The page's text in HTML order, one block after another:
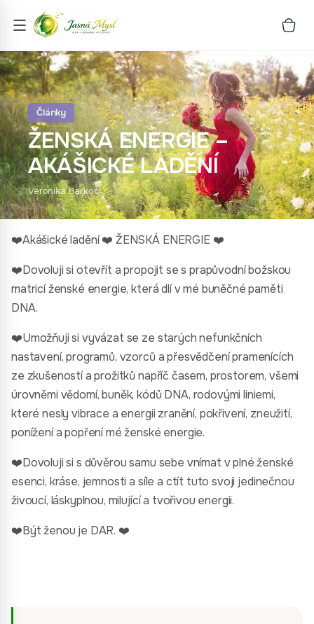
Články
ŽENSKÁ ENERGIE –
AKÁŠICKÉ LADĚNÍ
Veronika Barkoci
❤️Akášické ladění ❤️ ŽENSKÁ ENERGIE ❤️
❤️Dovoluji si otevřít a propojit se s prapůvodní božskou
matricí ženské energie, která dlí v mé buněčné paměti
DNA.
❤️Umožňuji si vyvázat se ze starých nefunkčních
nastavení, programů, vzorců a přesvědčení pramenících
ze zkušeností a prožitků napříč časem, prostorem, všemi
úrovněmi vědomí, buněk, kódů DNA, rodovými liniemi,
které nesly vibrace a energii zranění, pokřivení, zneužití,
ponížení a popření mé ženské energie.
❤️Dovoluji si s důvěrou samu sebe vnímat v plné ženské
esenci, kráse, jemnosti a síle a ctít tuto svoji jedinečnou
živoucí, láskyplnou, milující a tvořivou energii.
❤️Být ženou je DAR. ❤️